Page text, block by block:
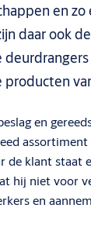
en
ook
en
klant
niet voor
en